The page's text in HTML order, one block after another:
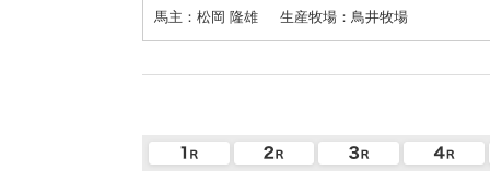
馬主：松岡 隆雄
生産牧場：鳥井牧場